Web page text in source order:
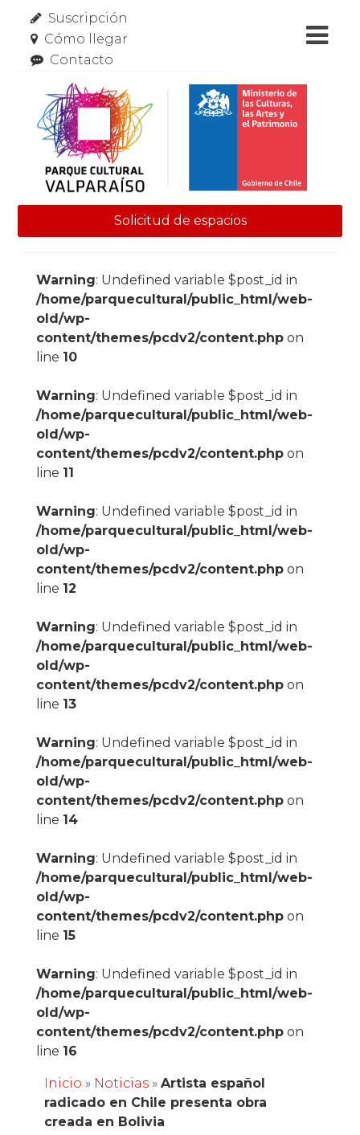
Suscripción
Cómo llegar
Contacto
Solicitud de espacios
Warning: Undefined variable $post_id in
/home/parquecultural/public_html/web-
old/wp-
content/themes/pcdv2/content.phpon
line 10
Warning: Undefined variable $post_id in
/home/parquecultural/public_html/web-
old/wp-
content/themes/pcdv2/content.phpon
line 11
Warning: Undefined variable $post_id in
/home/parquecultural/public_html/web-
old/wp-
content/themes/pcdv2/content.phpon
line 12
Warning: Undefined variable $post_id in
/home/parquecultural/public_html/web-
old/wp-
content/themes/pcdv2/content.phpon
line 13
Warning: Undefined variable $post_id in
/home/parquecultural/public_html/web-
old/wp-
content/themes/pcdv2/content.phpon
line 14
Warning: Undefined variable $post_id in
/home/parquecultural/public_html/web-
old/wp-
content/themes/pcdv2/content.phpon
line 15
Warning: Undefined variable $post_id in
/home/parquecultural/public_html/web-
old/wp-
content/themes/pcdv2/content.phpon
line 16
Inicio » Noticias» Artista español
radicado en Chile presenta obra
creada en Bolivia